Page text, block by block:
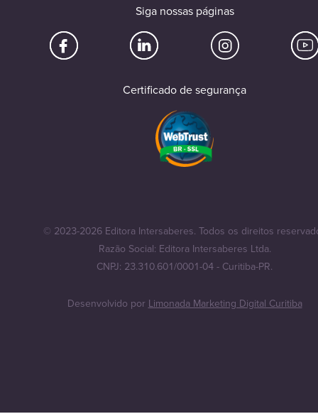
Siga nossas páginas
Certificado de segurança
© 2023-2026 Editora Intersaberes. Todos os direitos
Razão Social: Editora Intersaberes Ltda.
CNPJ: 23.310.601/0001-04 - Curitiba-PR.
Desenvolvido por Limonada Marketing Digital Curitiba